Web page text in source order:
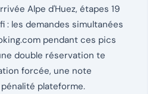
Alpe d'Huez, étapes 19
: les demandes simultanées
pendant ces pics
double réservation te
forcée, une note
plateforme.